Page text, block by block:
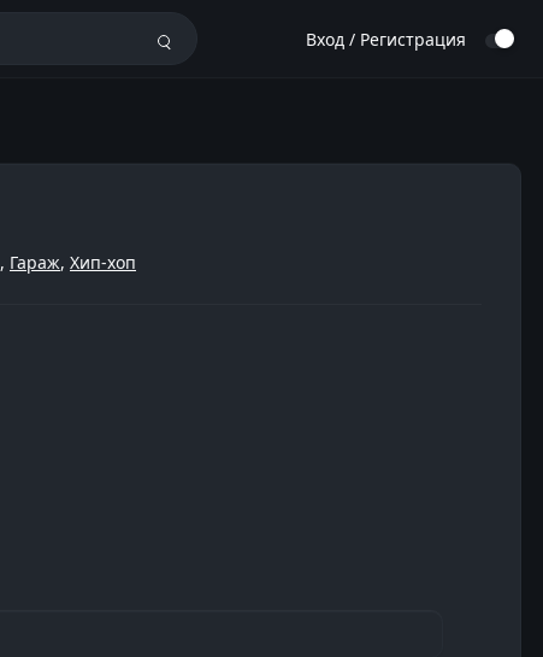
Вход / Регистрация
, Гараж, Хип-хоп